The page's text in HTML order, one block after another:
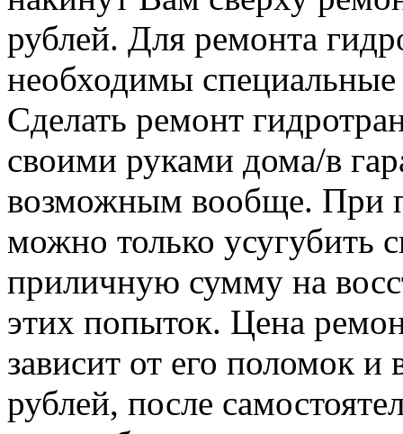
рублей. Для ремонта
необходимы
Сделать ремонт
своими руками дома/в
возможным вообще. При
можно только усугубить
приличную сумму на
этих попыток. Цена
зависит от его поломок и
рублей, после